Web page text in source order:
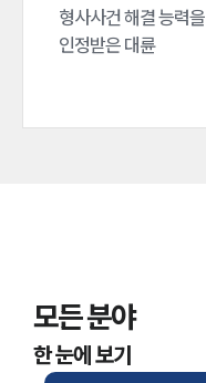
형사사건 해결 능력을
인정받은 대륜
모든 분야
한 눈에 보기